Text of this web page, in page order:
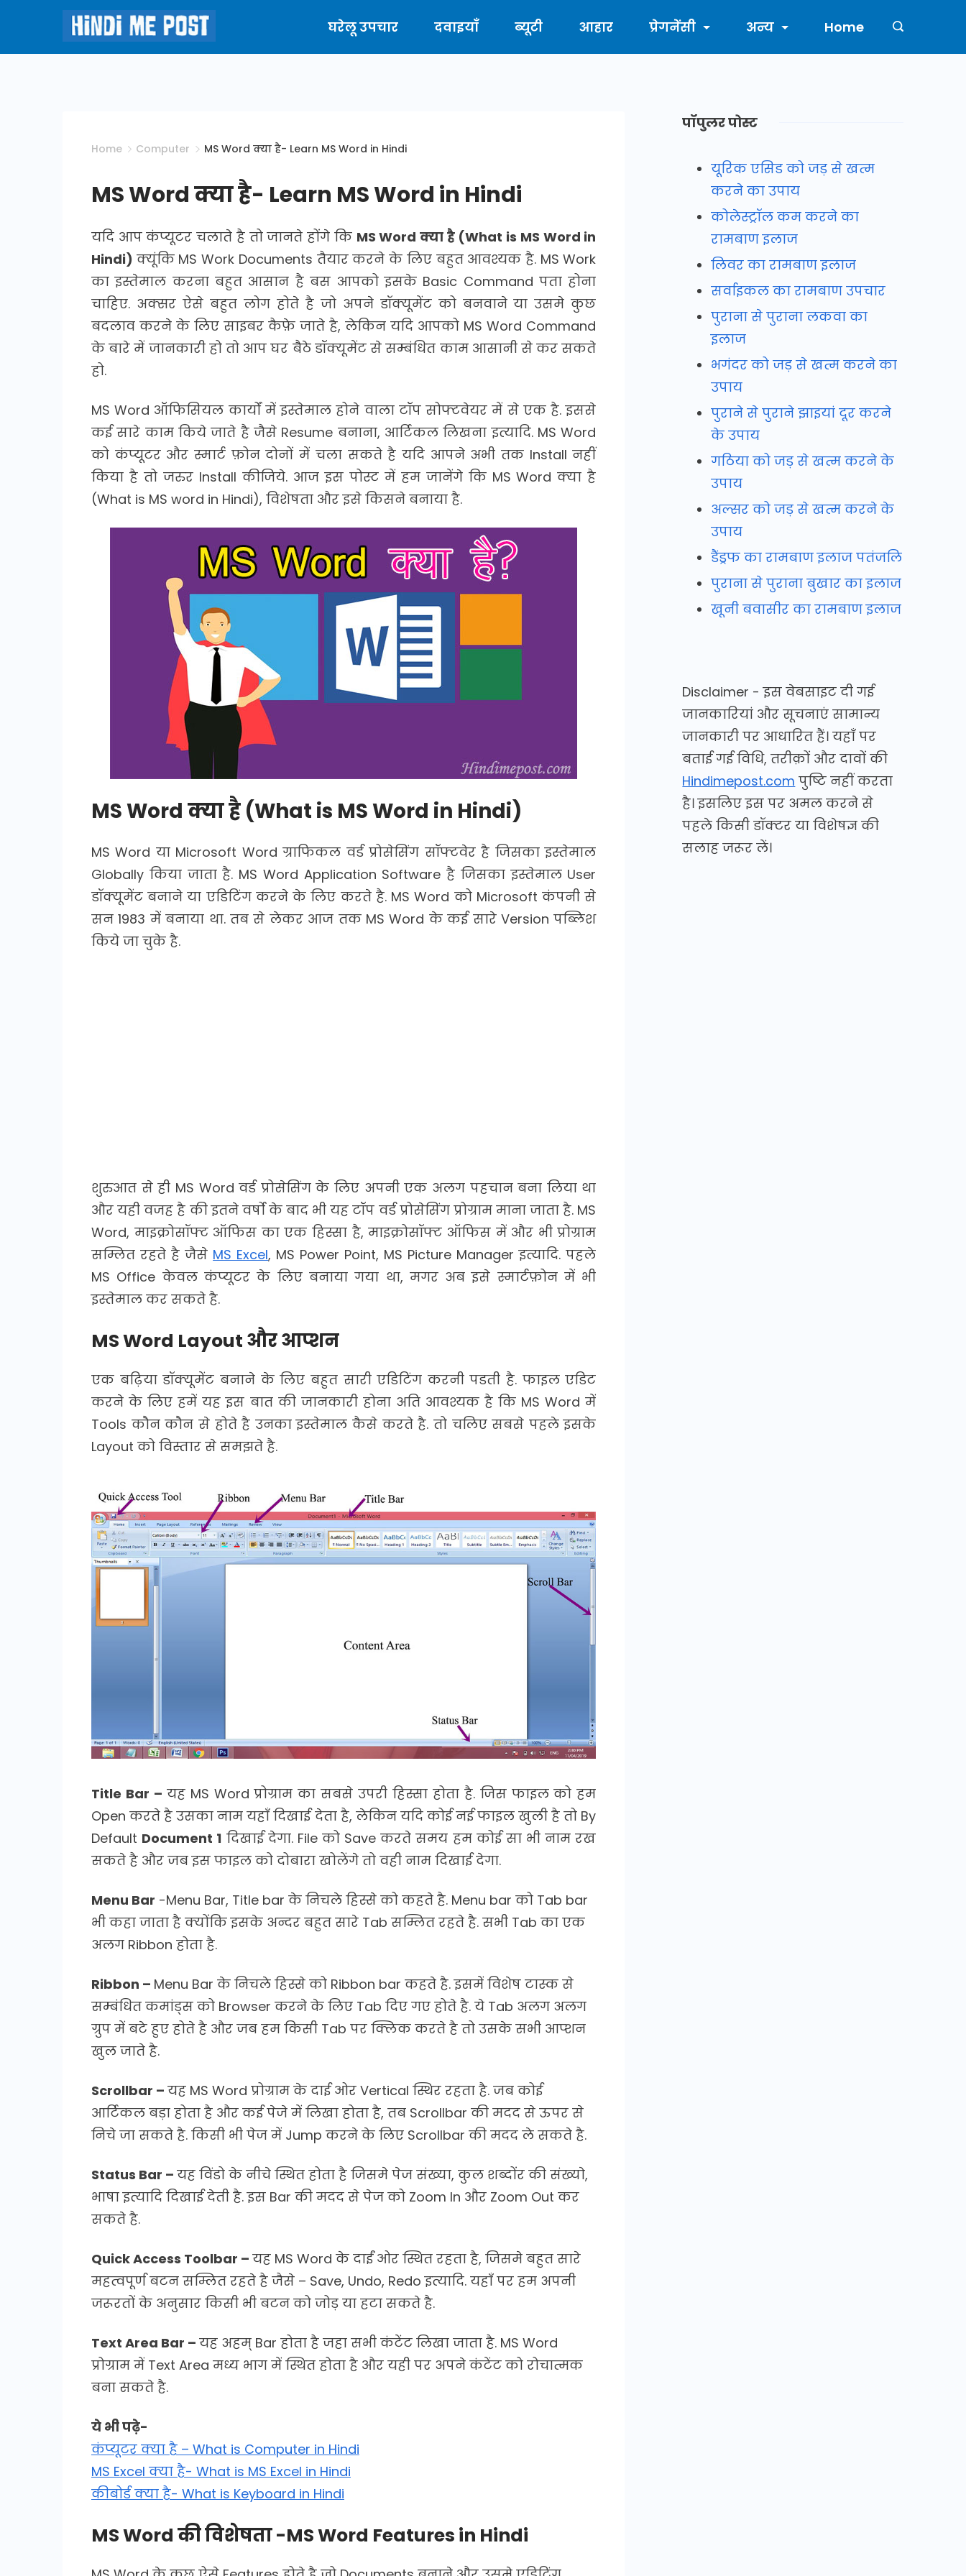
content
Hindi
घरेलू उपचार दवाइयाँ ब्यूटी आहार प्रेगनेंसी अन्य Home
Home Computer MS Word क्या है- Learn MS Word in Hindi
MS Word क्या है- Learn MS Word in Hindi
यदि आप कंप्यूटर चलाते है तो जानते होंगे कि MS Word क्या है (What is MS Word in
Hindi) क्यूंकि MS Work Documents तैयार करने के लिए बहुत आवश्यक है. MS Work
का इस्तेमाल करना बहुत आसान है बस आपको इसके Basic Command पता होना
चाहिए. अक्सर ऐसे बहुत लोग होते है जो अपने डॉक्यूमेंट को बनवाने या उसमे कुछ
बदलाव करने के लिए साइबर कैफ़े जाते है, लेकिन यदि आपको MS Word Command
के बारे में जानकारी हो तो आप घर बैठे डॉक्यूमेंट से सम्बंधित काम आसानी से कर सकते
हो.
MS Word ऑफिसियल कार्यों में इस्तेमाल होने वाला टॉप सोफ्टवेयर में से एक है. इससे
कई सारे काम किये जाते है जैसे Resume बनाना, आर्टिकल लिखना इत्यादि. MS Word
को कंप्यूटर और स्मार्ट फ़ोन दोनों में चला सकते है यदि आपने अभी तक Install नहीं
किया है तो जरुर Install कीजिये. आज इस पोस्ट में हम जानेंगे कि MS Word क्या है
(What is MS word in Hindi), विशेषता और इसे किसने बनाया है.
MS Word क्या है (What is MS Word in Hindi)
MS Word या Microsoft Word ग्राफिकल वर्ड प्रोसेसिंग सॉफ्टवेर है जिसका इस्तेमाल
Globally किया जाता है. MS Word Application Software है जिसका इस्तेमाल User
डॉक्यूमेंट बनाने या एडिटिंग करने के लिए करते है. MS Word को Microsoft कंपनी से
सन 1983 में बनाया था. तब से लेकर आज तक MS Word के कई सारे Version पब्लिश
किये जा चुके है.
शुरुआत से ही MS Word वर्ड प्रोसेसिंग के लिए अपनी एक अलग पहचान बना लिया था
और यही वजह है की इतने वर्षो के बाद भी यह टॉप वर्ड प्रोसेसिंग प्रोग्राम माना जाता है. MS
Word, माइक्रोसॉफ्ट ऑफिस का एक हिस्सा है, माइक्रोसॉफ्ट ऑफिस में और भी प्रोग्राम
सम्लित रहते है जैसे MS Excel, MS Power Point, MS Picture Manager इत्यादि. पहले
MS Office केवल कंप्यूटर के लिए बनाया गया था, मगर अब इसे स्मार्टफ़ोन में भी
इस्तेमाल कर सकते है.
MS Word Layout और आप्शन
एक बढ़िया डॉक्यूमेंट बनाने के लिए बहुत सारी एडिटिंग करनी पडती है. फाइल एडिट
करने के लिए हमें यह इस बात की जानकारी होना अति आवश्यक है कि MS Word में
Tools कौन कौन से होते है उनका इस्तेमाल कैसे करते है. तो चलिए सबसे पहले इसके
Layout को विस्तार से समझते है.
Title Bar – यह MS Word प्रोग्राम का सबसे उपरी हिस्सा होता है. जिस फाइल को हम
Open करते है उसका नाम यहाँ दिखाई देता है, लेकिन यदि कोई नई फाइल खुली है तो By
Default Document 1 दिखाई देगा. File को Save करते समय हम कोई सा भी नाम रख
सकते है और जब इस फाइल को दोबारा खोलेंगे तो वही नाम दिखाई देगा.
Menu Bar -Menu Bar, Title bar के निचले हिस्से को कहते है. Menu bar को Tab bar
भी कहा जाता है क्योंकि इसके अन्दर बहुत सारे Tab सम्लित रहते है. सभी Tab का एक
अलग Ribbon होता है.
Ribbon – Menu Bar के निचले हिस्से को Ribbon bar कहते है. इसमें विशेष टास्क से
सम्बंधित कमांड्स को Browser करने के लिए Tab दिए गए होते है. ये Tab अलग अलग
ग्रुप में बटे हुए होते है और जब हम किसी Tab पर क्लिक करते है तो उसके सभी आप्शन
खुल जाते है.
Scrollbar – यह MS Word प्रोग्राम के दाई ओर Vertical स्थिर रहता है. जब कोई
आर्टिकल बड़ा होता है और कई पेजे में लिखा होता है, तब Scrollbar की मदद से ऊपर से
निचे जा सकते है. किसी भी पेज में Jump करने के लिए Scrollbar की मदद ले सकते है.
Status Bar – यह विंडो के नीचे स्थित होता है जिसमे पेज संख्या, कुल शब्दोंर की संख्याे,
भाषा इत्यादि दिखाई देती है. इस Bar की मदद से पेज को Zoom In और Zoom Out कर
सकते है.
Quick Access Toolbar – यह MS Word के दाईं ओर स्थित रहता है, जिसमे बहुत सारे
महत्वपूर्ण बटन सम्लित रहते है जैसे – Save, Undo, Redo इत्यादि. यहाँ पर हम अपनी
जरूरतों के अनुसार किसी भी बटन को जोड़ या हटा सकते है.
Text Area Bar – यह अहम् Bar होता है जहा सभी कंटेंट लिखा जाता है. MS Word
प्रोग्राम में Text Area मध्य भाग में स्थित होता है और यही पर अपने कंटेंट को रोचात्मक
बना सकते है.
ये भी पढ़े-
कंप्यूटर क्या है – What is Computer in Hindi
MS Excel क्या है- What is MS Excel in Hindi
कीबोर्ड क्या है- What is Keyboard in Hindi
MS Word की विशेषता -MS Word Features in Hindi
पॉपुलर पोस्ट
यूरिक एसिड को जड़ से खत्म
करने का उपाय
कोलेस्ट्रॉल कम करने का
रामबाण इलाज
लिवर का रामबाण इलाज
सर्वाइकल का रामबाण उपचार
पुराना से पुराना लकवा का
इलाज
भगंदर को जड़ से खत्म करने का
उपाय
पुराने से पुराने झाइयां दूर करने
के उपाय
गठिया को जड़ से खत्म करने के
उपाय
अल्सर को जड़ से खत्म करने के
उपाय
डैंड्रफ का रामबाण इलाज पतंजलि
पुराना से पुराना बुखार का इलाज
खूनी बवासीर का रामबाण इलाज
Disclaimer - इस वेबसाइट दी गई
जानकारियां और सूचनाएं सामान्य
जानकारी पर आधारित हैं। यहाँ पर
बताई गई विधि, तरीक़ों और दावों की
Hindimepost.com पुष्टि नहीं करता
है। इसलिए इस पर अमल करने से
पहले किसी डॉक्टर या विशेषज्ञ की
सलाह जरूर लें।